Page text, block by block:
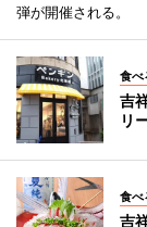
弾が開催される。
食べ
吉
リ
食べ
吉